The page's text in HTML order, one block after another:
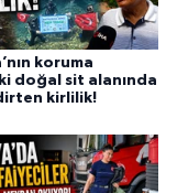
koruma
doğal sit alanında
kirlilik!